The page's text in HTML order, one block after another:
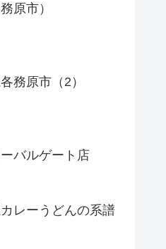
原市）
務原市（2）
バルゲート店
レーうどんの系譜